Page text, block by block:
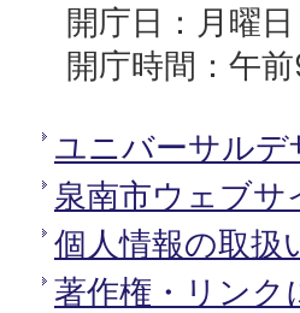
開庁日：月曜
開庁時間：午
ユニバーサルデ
泉南市ウェブサ
個人情報の取扱
著作権・リンク